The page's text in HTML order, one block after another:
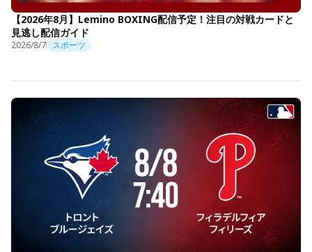
【2026年8月】Lemino BOXING配信予定！注目の対戦カードと
見逃し配信ガイド
2026/8/7 スポーツ